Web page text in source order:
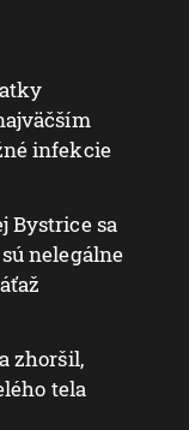
infekcie
Bystrice sa
nelegálne
zhoršil,
tela